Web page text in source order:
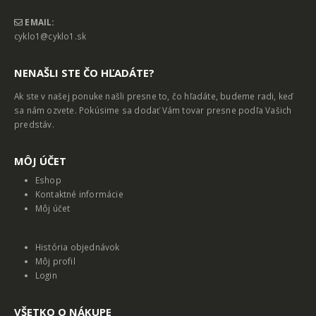
EMAIL:
cyklo1@cyklo1.sk
NENAŠLI STE ČO HĽADÁTE?
Ak ste v našej ponuke našli presne to, čo hľadáte, budeme radi, keď
sa nám ozvete. Pokúsime sa dodať Vám tovar presne podľa Vašich
predstáv.
MȎJ ÚČET
Eshop
Kontaktné informácie
Môj účet
História objednávok
Môj profil
Login
VŠETKO O NÁKUPE